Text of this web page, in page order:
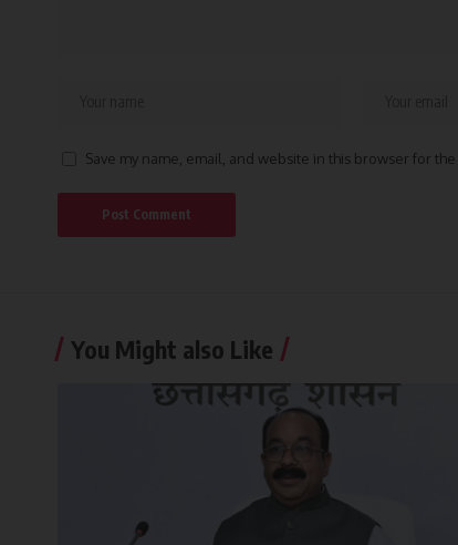
Save my name, email, and website in this browser for
You Might also Like